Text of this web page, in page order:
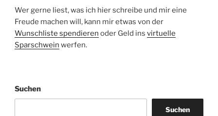
Wer gerne liest, was ich hier schreibe und mir eine
Freude machen will, kann mir etwas von der
Wunschliste spendieren oder Geld ins virtuelle
Sparschwein werfen.
Suchen
Suchen